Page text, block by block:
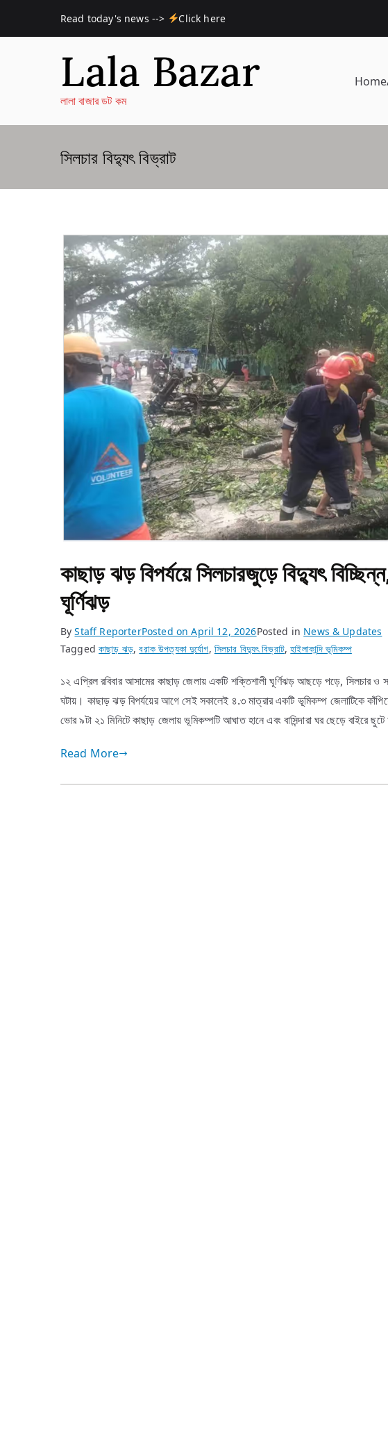
Read today's news --> Click here
Lala Bazar
লালা বাজার ডট কম
Home
সিলচার বিদ্যুৎ বিভ্রাট
কাছাড় ঝড় বিপর্যয়ে সিলচারজুড়ে বিদ্যুৎ
ঘূর্ণিঝড়
ByStaff ReporterPosted onApril 12, 2026Posted in News & Updates
Taggedকাছাড় ঝড়,বরাক উপত্যকা দুর্যোগ, সিলচার বিদ্যুৎ বিভ্রাট,হাইলাকান্দি ভূমিকম্প
১২ এপ্রিল রবিবার আসামের কাছাড় জেলায় একটি শক্তিশালী ঘূর্ণিঝড় আছড়ে পড়ে, সিলচার
ঘটায়। কাছাড় ঝড় বিপর্যয়ের আগে সেই সকালেই ৪.৩ মাত্রার একটি ভূমিকম্প জেলাটিকে
ভোর ৯টা ২১ মিনিটে কাছাড় জেলায় ভূমিকম্পটি আঘাত হানে এবং বাসিন্দারা ঘর ছেড়ে বাইরে
Read More